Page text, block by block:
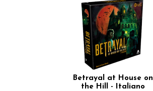
Betrayal at House on
the Hill - Italiano